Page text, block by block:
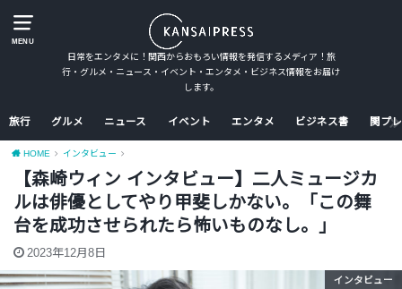
MENU
日常をエンタメに！関西からおもろい情報を発信するメディア！旅
行・グルメ・ニュース・イベント・エンタメ・ビジネス情報をお届け
します。
旅行 グルメ ニュース イベント エンタメ ビジネス書 関プ
HOME インタビュー
【森崎ウィン インタビュー】二人ミュージカ
ルは俳優としてやり甲斐しかない。「この舞
台を成功させられたら怖いものなし。」
2023年12月8日
インタビュー